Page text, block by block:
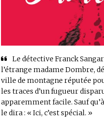
Le détective Franck
l’étrange madame Dombre,
ville de montagne réputée
les traces d’un fugueur
apparemment facile. Sauf
le dira : « Ici, c’est spécial. »